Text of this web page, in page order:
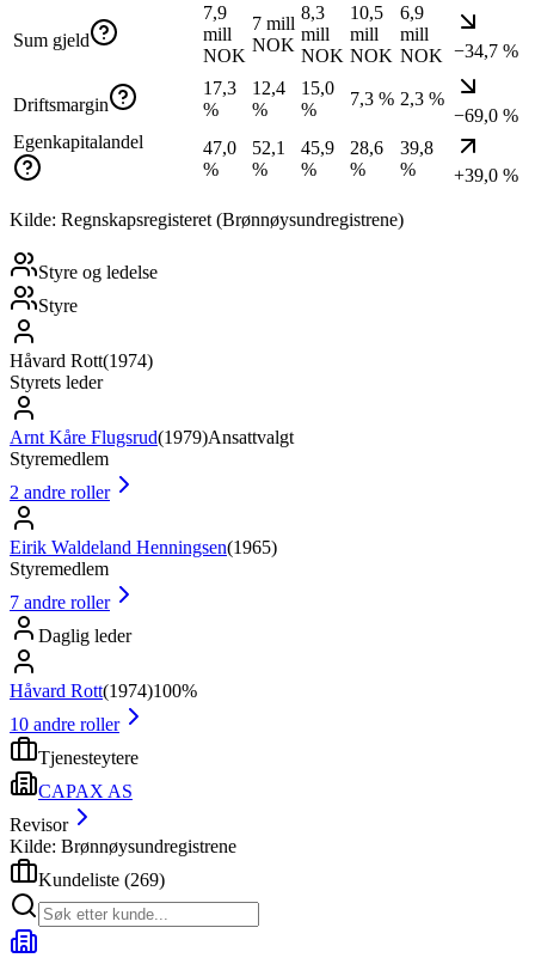
Sum gjeld
7,9
mill
NOK
7 mill
NOK
8,3
mill
NOK
10,5
mill
NOK
6,9
mill
NOK −34,7 %
Driftsmargin
17,3
%
12,4
%
15,0
%
7,3 % 2,3 %
−69,0 %
Egenkapitalandel
47,0
%
52,1
%
45,9
%
28,6
%
39,8
%
+39,0 %
Kilde: Regnskapsregisteret (Brønnøysundregistrene)
Styre og ledelse
Styre
Håvard Rott(1974)
Styrets leder
Arnt Kåre Flugsrud(1979)Ansattvalgt
Styremedlem
2 andre roller
Eirik Waldeland Henningsen(1965)
Styremedlem
7 andre roller
Daglig leder
Håvard Rott(1974)100%
10 andre roller
Tjenesteytere
CAPAX AS
Revisor
Kilde: Brønnøysundregistrene
Kundeliste (269)